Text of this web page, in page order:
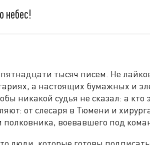
небес!
тысяч писем. Не
а настоящих бумажных и
никакой судья не сказал: а кто
от слесаря в Тюмени и
полковника, воевавшего под